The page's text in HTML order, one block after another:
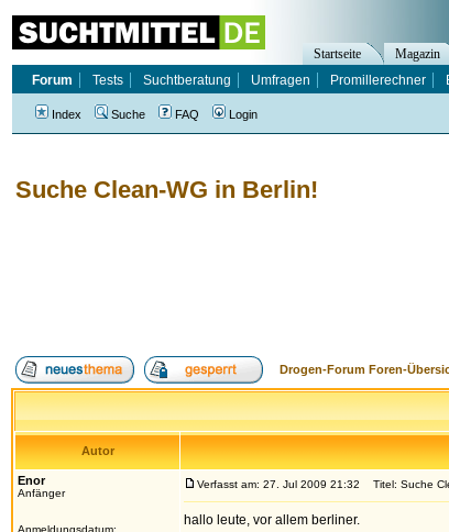
Suche Clean-WG in Berlin!
Drogen-Forum Foren-
Autor
Enor
Anfänger
Anmeldungsdatum:
Verfasst am: 27. Jul 2009 21:32 Titel: Suche
hallo leute, vor allem berliner.
Startseite Magazin
Forum
Tests Suchtberatung Umfragen Promillerechner
Index Suche FAQ Login